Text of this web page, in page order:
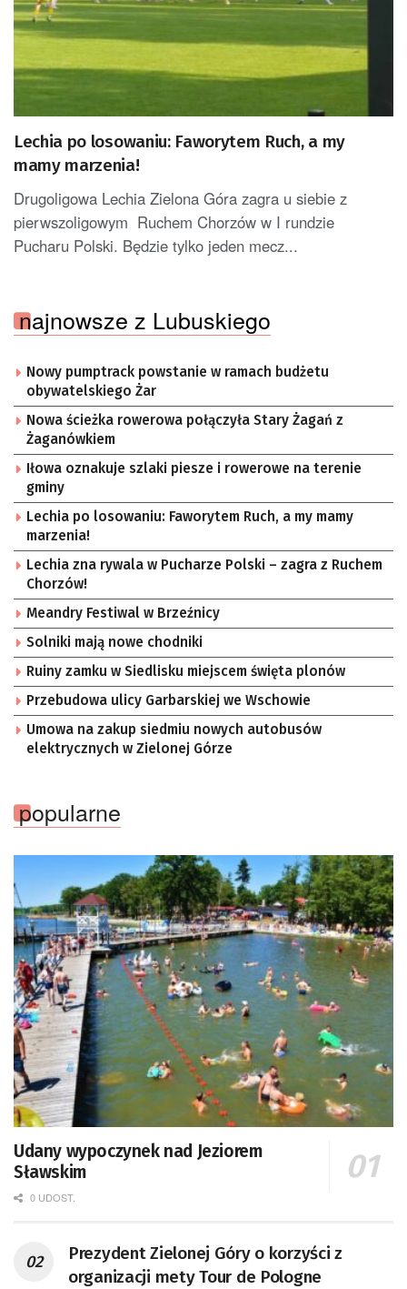
Lechia po losowaniu: Faworytem Ruch, a my
mamy marzenia!
Drugoligowa Lechia Zielona Góra zagra u siebie z
pierwszoligowym Ruchem Chorzów w I rundzie
Pucharu Polski. Będzie tylko jeden mecz...
najnowsze z Lubuskiego
Nowy pumptrack powstanie w ramach budżetu
obywatelskiego Żar
Nowa ścieżka rowerowa połączyła Stary Żagań z
Żaganówkiem
Iłowa oznakuje szlaki piesze i rowerowe na terenie
gminy
Lechia po losowaniu: Faworytem Ruch, a my mamy
marzenia!
Lechia zna rywala w Pucharze Polski – zagra z Ruchem
Chorzów!
Meandry Festiwal w Brzeźnicy
Solniki mają nowe chodniki
Ruiny zamku w Siedlisku miejscem święta plonów
Przebudowa ulicy Garbarskiej we Wschowie
Umowa na zakup siedmiu nowych autobusów
elektrycznych w Zielonej Górze
popularne
Udany wypoczynek nad Jeziorem
Sławskim
0 UDOST.
Prezydent Zielonej Góry o korzyści z
organizacji mety Tour de Pologne